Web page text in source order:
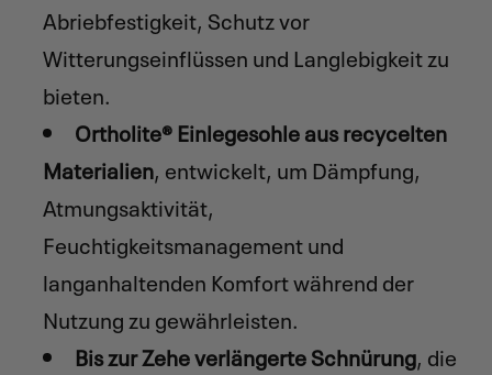
Abriebfestigkeit, Schutz vor
Witterungseinflüssen und Langlebigkeit zu
bieten.
Ortholite® Einlegesohle aus recycelten
Materialien, entwickelt, um Dämpfung,
Atmungsaktivität,
Feuchtigkeitsmanagement und
langanhaltenden Komfort während der
Nutzung zu gewährleisten.
Bis zur Zehe verlängerte Schnürung, die